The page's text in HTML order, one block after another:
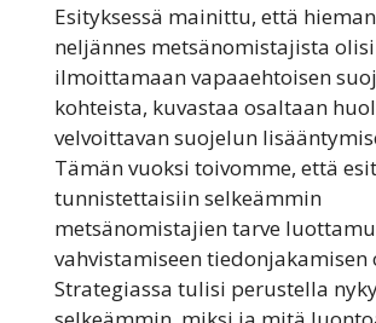
Esityksessä mainittu, että
neljännes metsänomistajista
ilmoittamaan vapaaehtoisen
kohteista, kuvastaa osaltaan
velvoittavan suojelun
Tämän vuoksi toivomme, että
tunnistettaisiin selkeämmin
metsänomistajien tarve
vahvistamiseen tiedonjakamisen
Strategiassa tulisi perustella